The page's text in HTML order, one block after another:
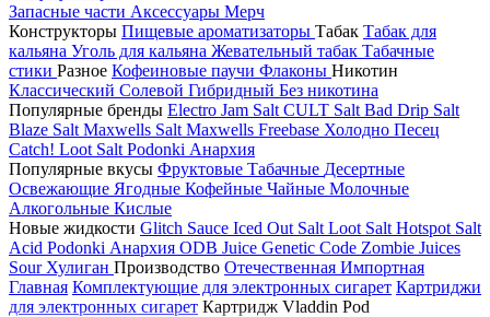
Запасные части Аксессуары Мерч
Конструкторы Пищевые ароматизаторы Табак Табак для
кальяна Уголь для кальяна Жевательный табак Табачные
стики Разное Кофеиновые паучи Флаконы Никотин
Классический Солевой Гибридный Без никотина
Популярные бренды Electro Jam Salt CULT Salt Bad Drip Salt
Blaze Salt Maxwells Salt Maxwells Freebase Холодно Песец
Catch! Loot Salt Podonki Анархия
Популярные вкусы Фруктовые Табачные Десертные
Освежающие Ягодные Кофейные Чайные Молочные
Алкогольные Кислые
Новые жидкости Glitch Sauce Iced Out Salt Loot Salt Hotspot Salt
Acid Podonki Анархия ODB Juice Genetic Code Zombie Juices
Sour Хулиган Производство Отечественная Импортная
Главная Комплектующие для электронных сигарет Картриджи
для электронных сигарет Картридж Vladdin Pod